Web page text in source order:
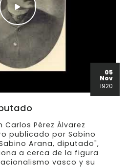
05
Nov
1920
Carlos Pérez Álvarez
publicado por Sabino
Arana, diputado",
a cerca de la figura
vasco y su